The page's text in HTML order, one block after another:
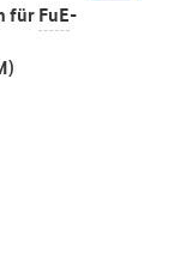
fürFuE-